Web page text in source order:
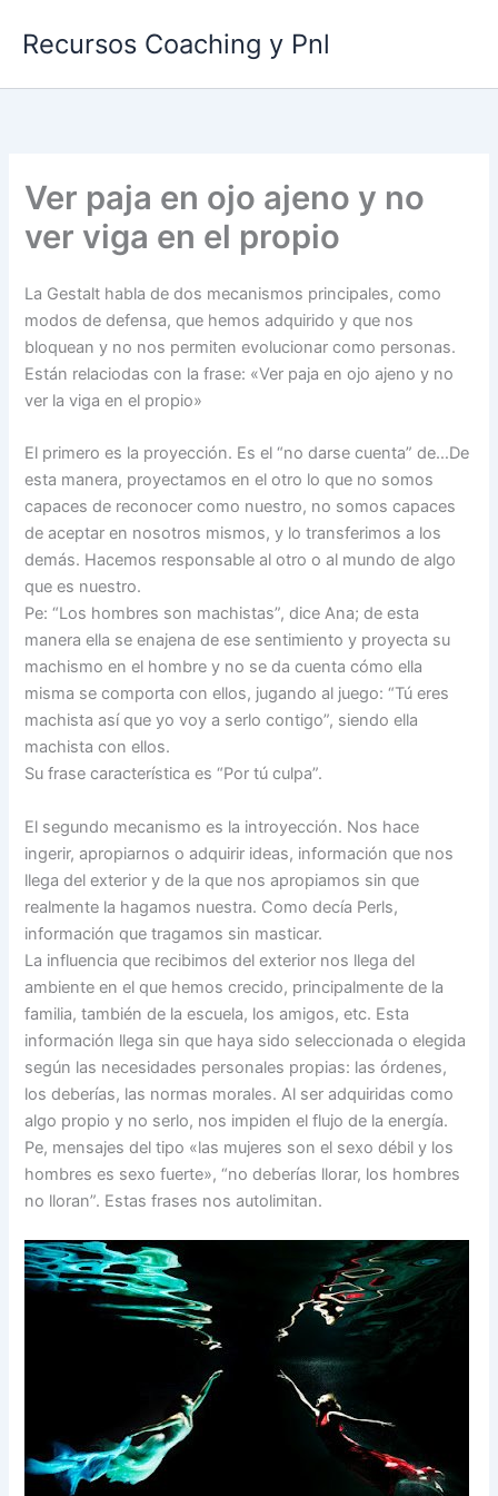
Recursos Coaching y Pnl
Ver paja en ojo ajeno y no
ver viga en el propio
La Gestalt habla de dos mecanismos principales, como
modos de defensa, que hemos adquirido y que nos
bloquean y no nos permiten evolucionar como personas.
Están relaciodas con la frase: «Ver paja en ojo ajeno y no
ver la viga en el propio»
El primero es la proyección. Es el “no darse cuenta” de…De
esta manera, proyectamos en el otro lo que no somos
capaces de reconocer como nuestro, no somos capaces
de aceptar en nosotros mismos, y lo transferimos a los
demás. Hacemos responsable al otro o al mundo de algo
que es nuestro.
Pe: “Los hombres son machistas”, dice Ana; de esta
manera ella se enajena de ese sentimiento y proyecta su
machismo en el hombre y no se da cuenta cómo ella
misma se comporta con ellos, jugando al juego: “Tú eres
machista así que yo voy a serlo contigo”, siendo ella
machista con ellos.
Su frase característica es “Por tú culpa”.
El segundo mecanismo es la introyección. Nos hace
ingerir, apropiarnos o adquirir ideas, información que nos
llega del exterior y de la que nos apropiamos sin que
realmente la hagamos nuestra. Como decía Perls,
información que tragamos sin masticar.
La influencia que recibimos del exterior nos llega del
ambiente en el que hemos crecido, principalmente de la
familia, también de la escuela, los amigos, etc. Esta
información llega sin que haya sido seleccionada o elegida
según las necesidades personales propias: las órdenes,
los deberías, las normas morales. Al ser adquiridas como
algo propio y no serlo, nos impiden el flujo de la energía.
Pe, mensajes del tipo «las mujeres son el sexo débil y los
hombres es sexo fuerte», “no deberías llorar, los hombres
no lloran”. Estas frases nos autolimitan.